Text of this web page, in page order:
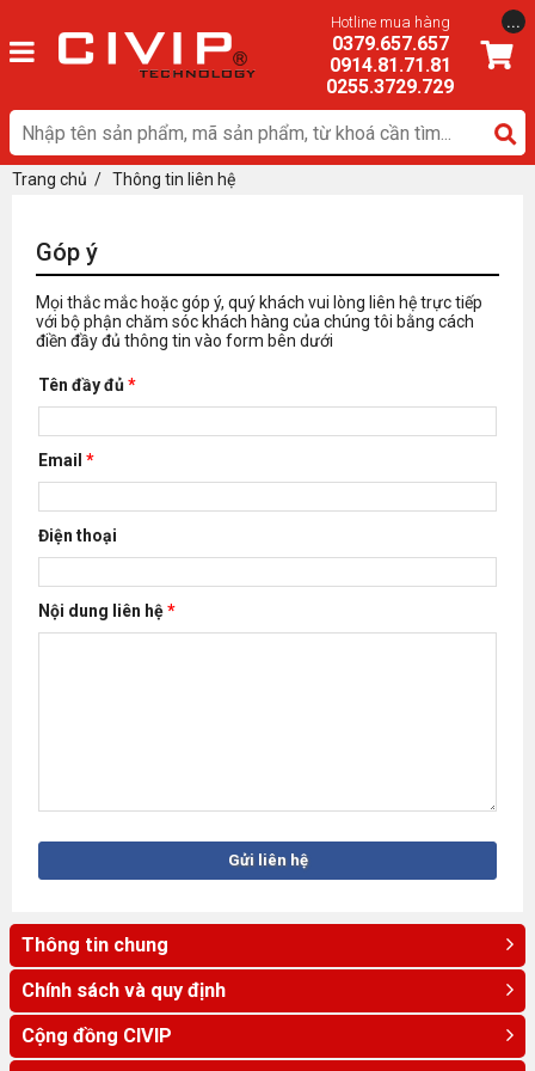
Hotline mua hàng
0379.657.657
0914.81.71.81
0255.3729.729
...
Trang chủ / Thông tin liên hệ
Góp ý
Mọi thắc mắc hoặc góp ý, quý khách vui lòng liên hệ trực tiếp
với bộ phận chăm sóc khách hàng của chúng tôi bằng cách
điền đầy đủ thông tin vào form bên dưới
Tên đầy đủ*
Email *
Điện thoại
Nội dung liên hệ*
Thông tin chung
Chính sách và quy định
Cộng đồng CIVIP